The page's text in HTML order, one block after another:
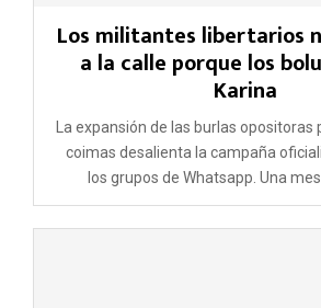
Los militantes libertarios
a la calle porque los
Karina
La expansión de las burlas opositoras
coimas desalienta la campaña
los grupos de Whatsapp. Una